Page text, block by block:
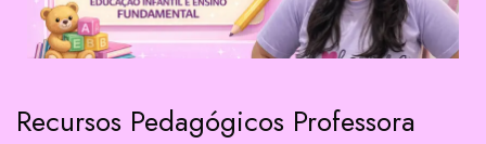
Recursos Pedagógicos Professora